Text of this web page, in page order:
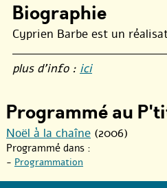
Biographie
Cyprien Barbe est un
plus d’info : ici
Programmé au
Noël à la chaîne (2006)
Programmé dans :
- Programmation